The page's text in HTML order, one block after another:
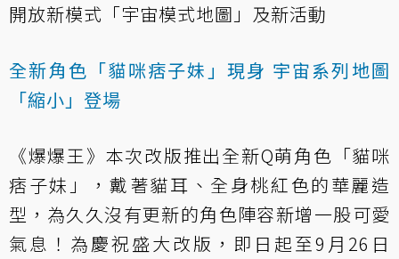
開放新模式「宇宙模式地圖」及新活動
全新角色「貓咪痞子妹」現身 宇宙系列地圖
「縮小」登場
《爆爆王》本次改版推出全新Q萌角色「貓咪
痞子妹」，戴著貓耳、全身桃紅色的華麗造
型，為久久沒有更新的角色陣容新增一股可愛
氣息！為慶祝盛大改版，即日起至9月26日